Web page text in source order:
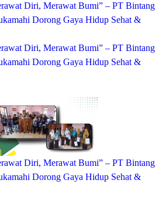
Diri, Merawat Bumi” – PT Bintang
Dorong Gaya Hidup Sehat &
Diri, Merawat Bumi” – PT Bintang
Dorong Gaya Hidup Sehat &
Diri, Merawat Bumi” – PT Bintang
Dorong Gaya Hidup Sehat &